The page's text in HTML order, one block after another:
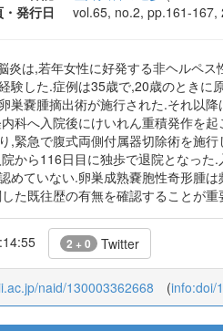
発行日
vol.65, no.2, pp.161-167,
炎は,若年女性に好発する非ヘルペ
験した.症例は35歳で,20歳のときに
巣嚢腫摘出術が施行された.それ以
科へ入院後にけいれん重積発作を
,緊急で腹式両側付属器切除術を施
から116日目に独歩で退院となっ
めていない.卵巣成熟嚢胞性奇形腫
た既往歴の有無を確認することが
2 + 0 Twitter
naid/130003362668 (info:doi/